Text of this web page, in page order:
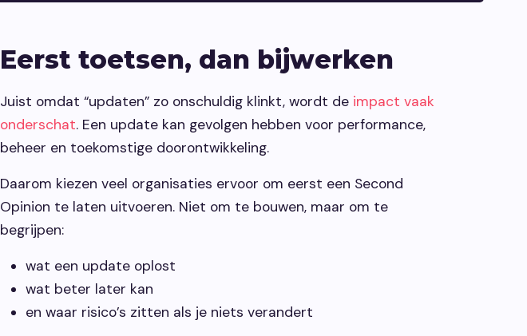
Eerst toetsen, dan bijwerken
Juist omdat “updaten” zo onschuldig klinkt, wordt de impact vaak
onderschat. Een update kan gevolgen hebben voor performance,
beheer en toekomstige doorontwikkeling.
Daarom kiezen veel organisaties ervoor om eerst een Second
Opinion te laten uitvoeren. Niet om te bouwen, maar om te
begrijpen:
wat een update oplost
wat beter later kan
en waar risico’s zitten als je niets verandert